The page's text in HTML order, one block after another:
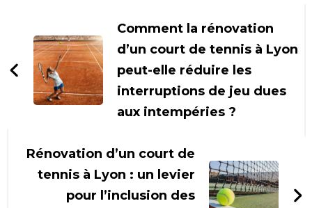
d'article
Comment la rénovation
d’un court de tennis à Lyon
peut-elle réduire les
interruptions de jeu dues
aux intempéries ?
Rénovation d’un court de
tennis à Lyon : un levier
pour l’inclusion des